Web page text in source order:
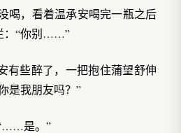
喝，看着温承安喝完一瓶之后
：“你别……”
有些醉了，一把抱住蒲望舒伸
是我朋友吗？”
是。”